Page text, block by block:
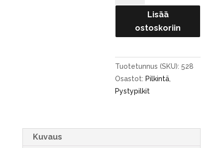
pystypilkki
Lisää
ostoskoriin
Tuotetunnus (SKU):528
Osastot:Pilkintä
Pystypilkit
Kuvaus